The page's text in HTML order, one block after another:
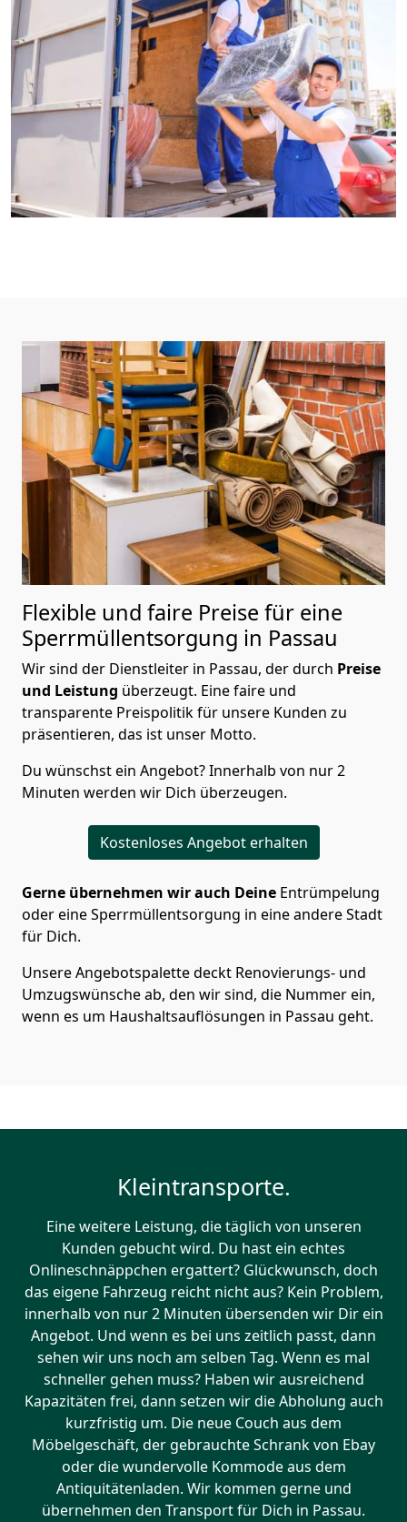
Flexible und faire Preise für eine
Sperrmüllentsorgung in Passau
Wir sind der Dienstleiter in Passau, der durch Preise
und Leistung überzeugt. Eine faire und
transparente Preispolitik für unsere Kunden zu
präsentieren, das ist unser Motto.
Du wünschst ein Angebot? Innerhalb von nur 2
Minuten werden wir Dich überzeugen.
Kostenloses Angebot erhalten
Gerne übernehmen wir auch Deine Entrümpelung
oder eine Sperrmüllentsorgung in eine andere Stadt
für Dich.
Unsere Angebotspalette deckt Renovierungs- und
Umzugswünsche ab, den wir sind, die Nummer ein,
wenn es um Haushaltsauflösungen in Passau geht.
Kleintransporte.
Eine weitere Leistung, die täglich von unseren
Kunden gebucht wird. Du hast ein echtes
Onlineschnäppchen ergattert? Glückwunsch, doch
das eigene Fahrzeug reicht nicht aus? Kein Problem,
innerhalb von nur 2 Minuten übersenden wir Dir ein
Angebot. Und wenn es bei uns zeitlich passt, dann
sehen wir uns noch am selben Tag. Wenn es mal
schneller gehen muss? Haben wir ausreichend
Kapazitäten frei, dann setzen wir die Abholung auch
kurzfristig um. Die neue Couch aus dem
Möbelgeschäft, der gebrauchte Schrank von Ebay
oder die wundervolle Kommode aus dem
Antiquitätenladen. Wir kommen gerne und
übernehmen den Transport für Dich in Passau.